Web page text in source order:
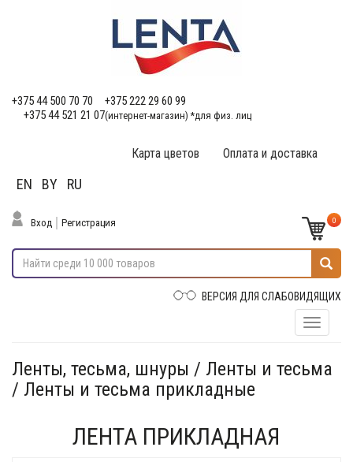
+375 44 500 70 70
+375 222 29 60 99
+375 44 521 21 07(интернет-магазин) *для физ. лиц
Оплата и доставка
Карта цветов
EN BY RU
Вход Регистрация 0
ВЕРСИЯ ДЛЯ СЛАБОВИДЯЩИХ
Ленты, тесьма, шнуры / Ленты и тесьма
/ Ленты и тесьма прикладные
ЛЕНТА ПРИКЛАДНАЯ